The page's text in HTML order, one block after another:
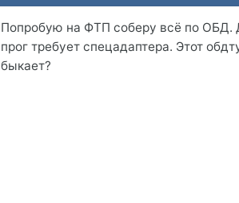
Попробую на ФТП соберу всё по ОБД.
прог требует спецадаптера. Этот
быкает?